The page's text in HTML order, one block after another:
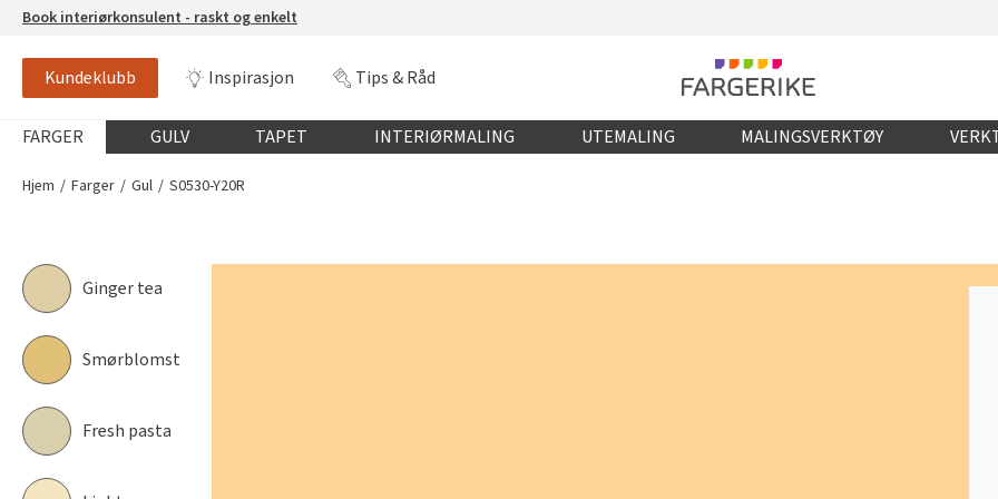
Book interiørkonsulent - raskt og enkelt
Kundeklubb Inspirasjon Tips & Råd
Globalnavigasjon mobil
FARGER GULV TAPET INTERIØRMALING UTEMALING MALINGSVERKTØY
S0530-Y20R
Hjem Farger Gul S0530-Y20R
Ginger tea
Smørblomst
Fresh pasta